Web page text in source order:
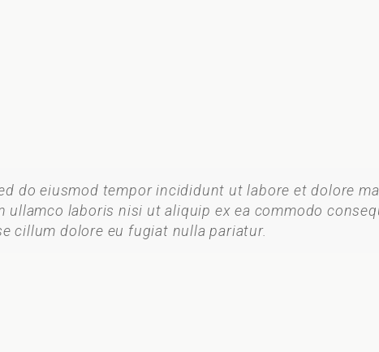
do eiusmod tempor incididunt ut labore et dolore
laboris nisi ut aliquip ex ea commodo
cillum dolore eu fugiat nulla pariatur.